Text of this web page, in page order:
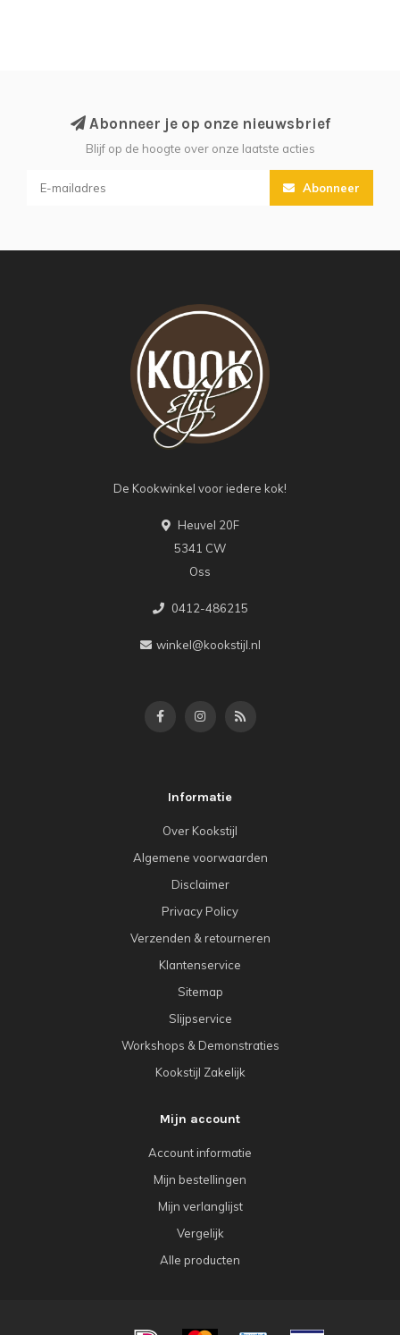
Abonneer je op onze nieuwsbrief
Blijf op de hoogte over onze laatste acties
Abonneer
De Kookwinkel voor iedere kok!
Heuvel 20F
5341 CW
Oss
0412-486215
winkel@kookstijl.nl
Informatie
Over Kookstijl
Algemene voorwaarden
Disclaimer
Privacy Policy
Verzenden & retourneren
Klantenservice
Sitemap
Slijpservice
Workshops & Demonstraties
Kookstijl Zakelijk
Mijn account
Account informatie
Mijn bestellingen
Mijn verlanglijst
Vergelijk
Alle producten